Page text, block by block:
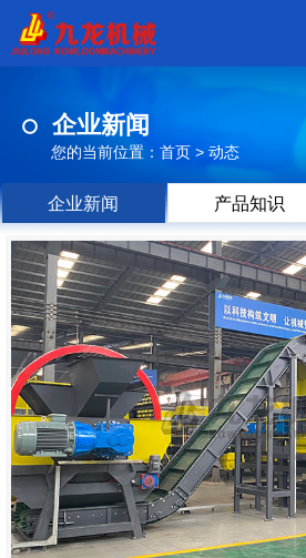
品
视
频
现
场
方
案
动
态
联
系
郑
州
市
企业新闻
您的当前位置： 首页 > 动态
企业新闻 产品知识